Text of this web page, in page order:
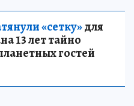
«сетку»для
13 лет тайно
гостей